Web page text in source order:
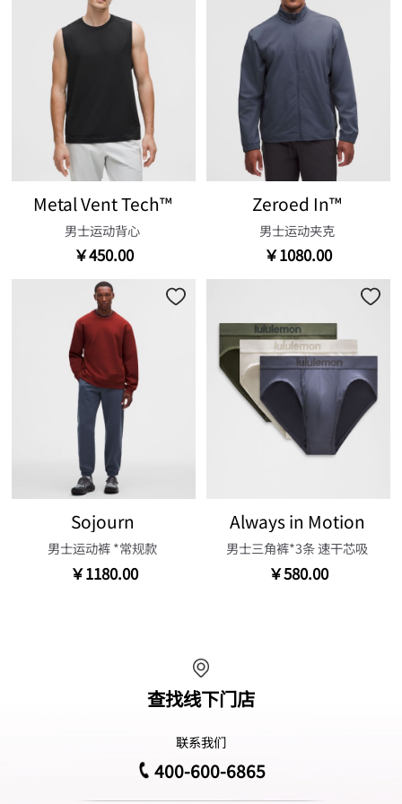
Metal Vent Tech™
男士运动背心
￥450.00
Zeroed In™
男士运动夹克
￥1080.00
Sojourn
男士运动裤 *常规款
￥1180.00
Always in Motion
男士三角裤*3条 速干芯吸
￥580.00
查找线下门店
联系我们
400-600-6865